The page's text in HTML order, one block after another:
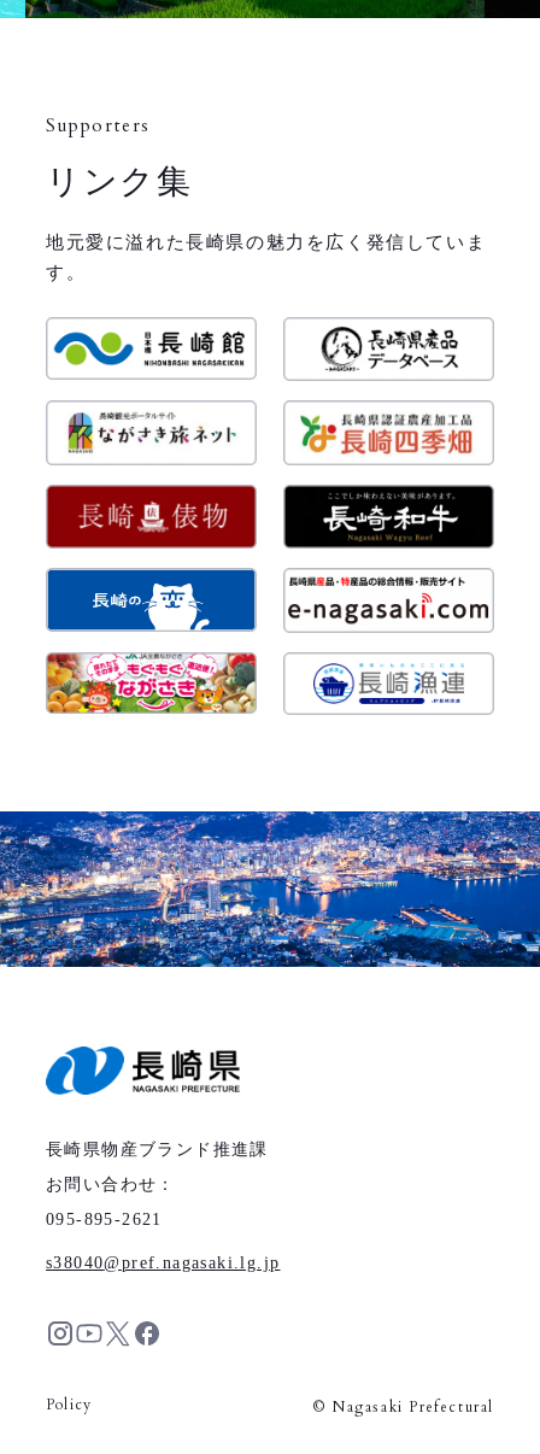
Supporters
リンク集
地元愛に溢れた長崎県の魅力を広く発信していま
す。
長崎県物産ブランド推進課
お問い合わせ：
095-895-2621
s38040 pref.nagasaki.lg.jp
Policy © Nagasaki Prefectural